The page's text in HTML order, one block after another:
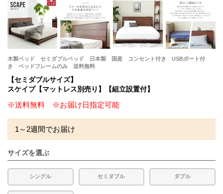
木製ベッド セミダブルベッド 日本製 国産 コンセント付き USBポート付
き ベッドフレームのみ 送料無料
【セミダブルサイズ】
スケイプ【マットレス別売り】【組立設置付】
※送料無料 ※お届け日指定可能
1～2週間でお届け
サイズを選ぶ
シングル セミダブル ダブル